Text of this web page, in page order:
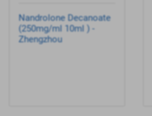
Nandrolone Decanoate
(250mg/ml 10ml ) -
Zhengzhou